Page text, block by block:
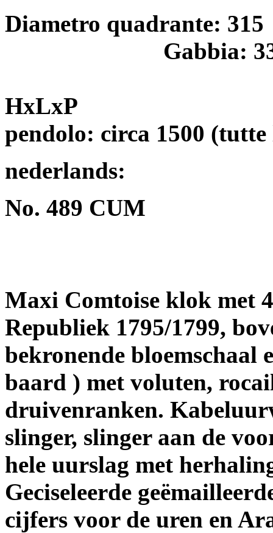
Diametro quadrante: 315
Gabbia:
HxLxP
pendolo: circa 1500
nederlands:
No. 489 CUM
Maxi Comtoise klok met
Republiek 1795/1799,
bekronende bloemschaal
baard ) met voluten,
druivenranken.
slinger, slinger aan de
hele uurslag met
Geciseleerde
cijfers voor de uren en